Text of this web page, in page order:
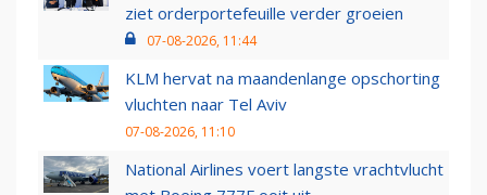
ziet orderportefeuille verder groeien
07-08-2026, 11:44
KLM hervat na maandenlange opschorting
vluchten naar Tel Aviv
07-08-2026, 11:10
National Airlines voert langste vrachtvlucht